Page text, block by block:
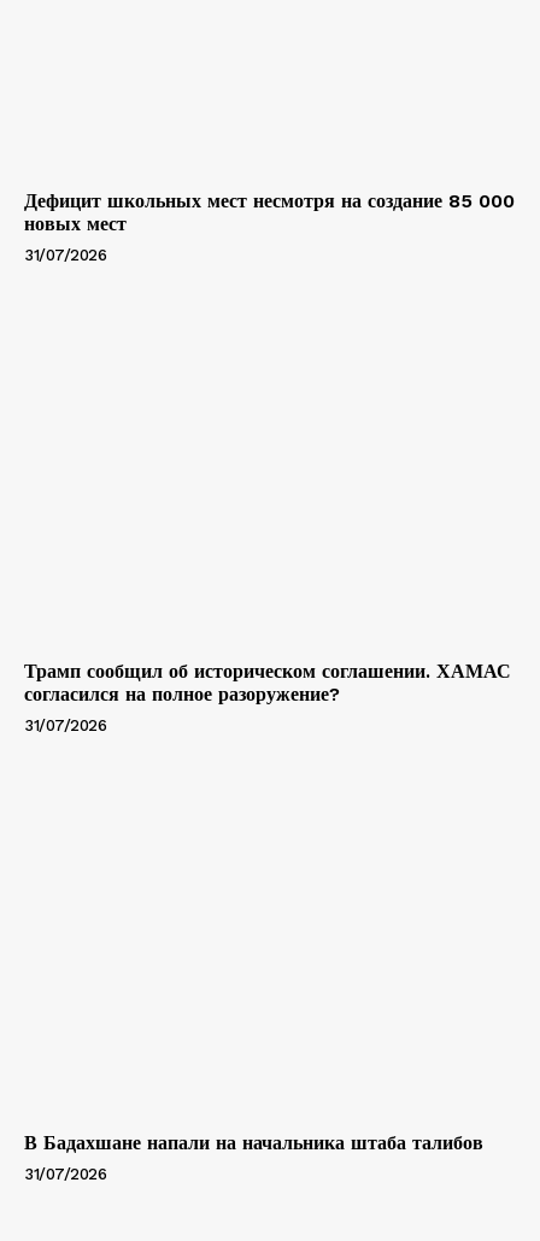
Дефицит школьных мест несмотря на создание 85 000
новых мест
31/07/2026
Трамп сообщил об историческом соглашении. ХАМАС
согласился на полное разоружение?
31/07/2026
В Бадахшане напали на начальника штаба талибов
31/07/2026